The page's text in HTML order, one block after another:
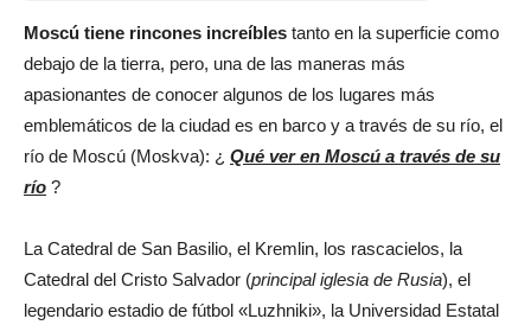
Moscú tiene rincones increíbles tanto en la superficie como
debajo de la tierra, pero, una de las maneras más
apasionantes de conocer algunos de los lugares más
emblemáticos de la ciudad es en barco y a través de su río, el
río de Moscú (Moskva): ¿ Qué ver en Moscú a través de su
río ?
La Catedral de San Basilio, el Kremlin, los rascacielos, la
Catedral del Cristo Salvador (principal iglesia de Rusia), el
legendario estadio de fútbol «Luzhniki», la Universidad Estatal